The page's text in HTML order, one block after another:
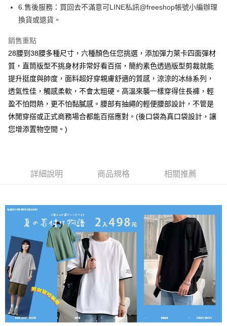
每筆NT$80，滿NT$1,000(含以上)免運費
每筆NT$80，滿NT$1,000(含以上)免運費
每筆NT$80，滿NT$1,000(含以上)免運費
宅配
每筆NT$150，滿NT$3,000(含以上)免運費
外島郵寄
6.售後服務：買回去不滿意可LINE私訊@freeshop帳號小編辦理
換貨或退貨。
銷售重點
28腰到38腰多種尺寸，六種顏色任您挑選，添加彈力萊卡四面彈材
質，直筒版型不挑身材非常好看百搭，簡約素色透過版型剪裁就能
提升挺度與帥度，面料超好穿親膚舒適的質感，涼涼的冰絲系列，
透氣性佳，觸感柔軟，不會太粗硬。高溫來襲一樣穿得住長褲，輕
盈不怕悶熱，更不怕黏膩感。腰部有抽繩的輕便腰部設計，不管是
休閒穿搭或正式商務場合都能百搭應對。(後口袋為真口袋設計，讓
您增添置物空間。)
詳細說明 商品規格 相關推薦